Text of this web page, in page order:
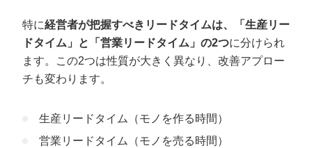
リードタイムを短縮するならカリトルくん
インバウンドにお任せください
特に経営者が把握すべきリードタイムは、「生産リー
ドタイム」と「営業リードタイム」の2つに分けられ
ます。この2つは性質が大きく異なり、改善アプロー
チも変わります。
生産リードタイム（モノを作る時間）
営業リードタイム（モノを売る時間）